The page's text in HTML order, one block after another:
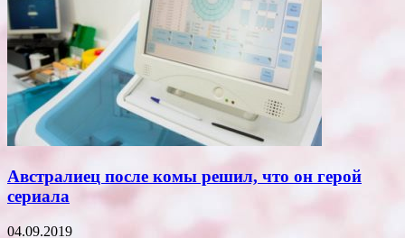
Австралиец после комы решил, что он герой
сериала
04.09.2019